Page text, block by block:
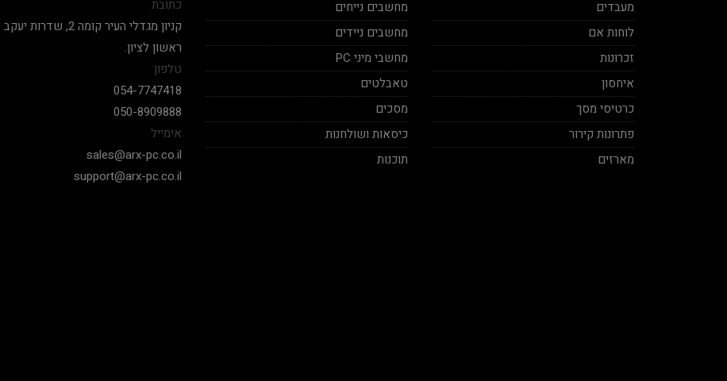
מעבדים
לוחות אם
זכרונות
איחסון
כרטיסי מסך
פתרונות קירור
מארזים
מחשבים נייחים
מחשבים ניידים
מחשבי מיני PC
טאבלטים
מסכים
כיסאות ושולחנות
תוכנות
כתובת
ראשון לציון.
טלפון
054-7747418
050-8909888
אימייל
sales@arx-pc.co.il
support@arx-pc.co.il